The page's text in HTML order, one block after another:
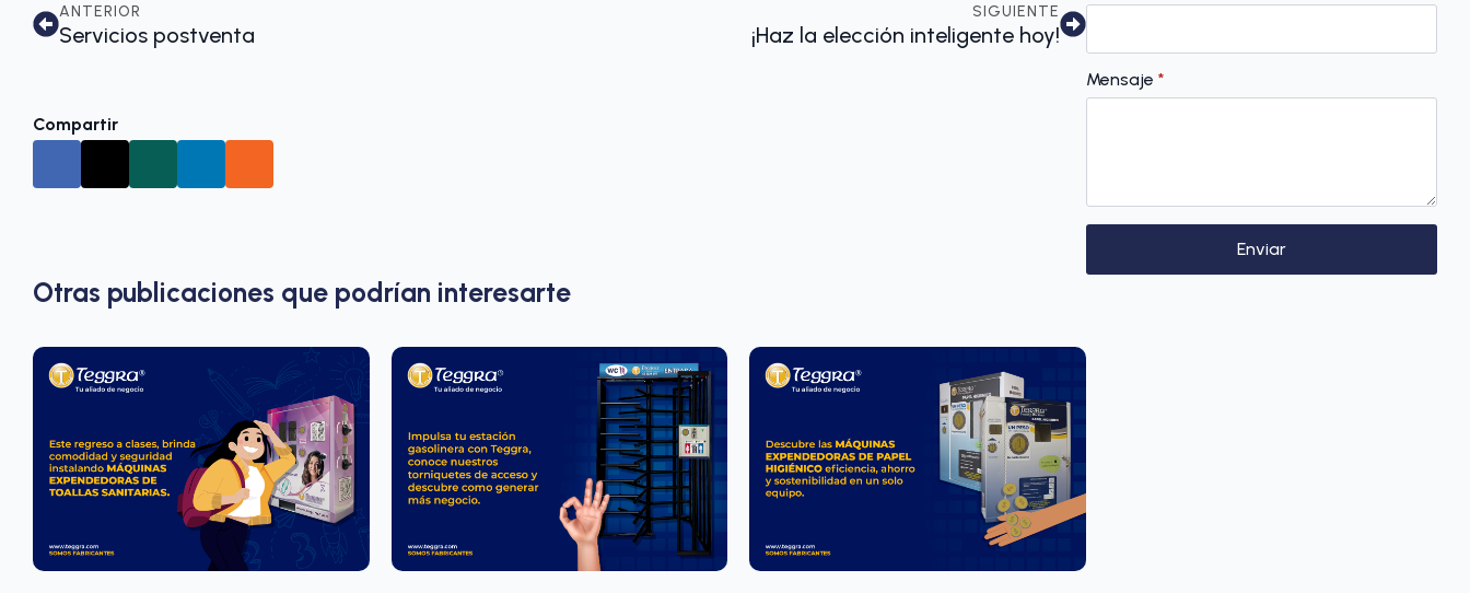
ANTERIOR
Servicios postventa
SIGUIENTE
¡Haz la elección inteligente hoy!
Compartir
Otras publicaciones que podrían interesarte
Mensaje *
Enviar